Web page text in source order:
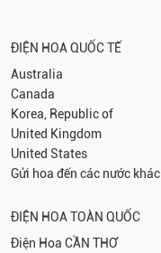
ĐIỆN HOA QUỐC TẾ
Australia
Canada
Korea, Republic of
United Kingdom
United States
Gửi hoa đến các nước khác
ĐIỆN HOA TOÀN QUỐC
Điện Hoa CẦN THƠ